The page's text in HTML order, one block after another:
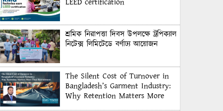
শ্রমিক নিরাপত্তা দিবস উপলক্ষে ট্রপিক্যাল
নিটেক্স লিমিটেডে বর্ণাঢ্য আয়োজন
The Silent Cost of Turnover in
Bangladesh’s Garment Industry:
Why Retention Matters More